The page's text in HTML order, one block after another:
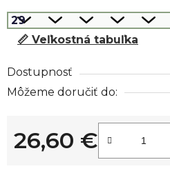
📏 Veľkostná tabuľka
Dostupnosť
Môžeme doručiť do:
26,60 €
Jednotková cena: